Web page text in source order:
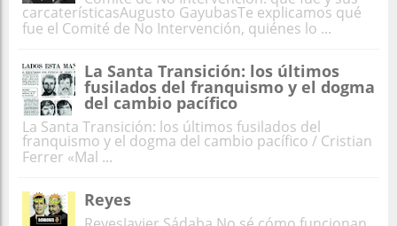
carcaterísticasAugusto GayubasTe explicamos qué
fue el Comité de No Intervención, quiénes lo ...
La Santa Transición: los últimos
fusilados del franquismo y el dogma
del cambio pacífico
La Santa Transición: los últimos fusilados del
franquismo y el dogma del cambio pacífico / Cristian
Ferrer «Mal ...
Reyes